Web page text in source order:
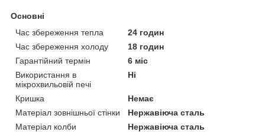
Основні
Час збереження тепла
24 годин
Час збереження холоду
18 годин
Гарантійний термін
6 міс
Використання в
мікрохвильовій печі
Ні
Кришка
Немає
Матеріал зовнішньої стінки
Нержавіюча сталь
Матеріал колби
Нержавіюча сталь